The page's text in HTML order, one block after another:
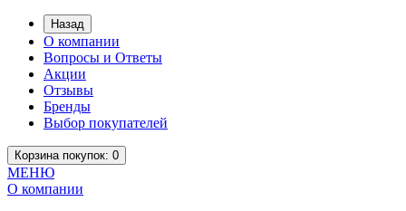
Назад
О компании
Вопросы и Ответы
Акции
Отзывы
Бренды
Выбор покупателей
Корзинапокупок: 0
МЕНЮ
О компании